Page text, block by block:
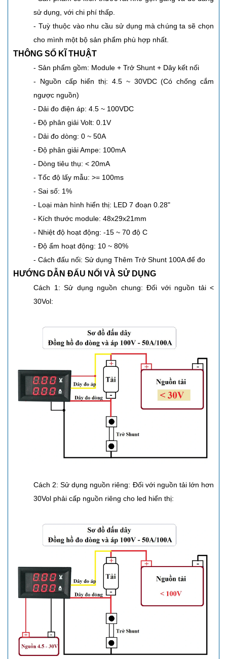
sử dụng, với chi phí thấp.
- Tuỳ thuộc vào nhu cầu sử dụng mà chúng ta sẽ chọn
cho mình một bộ sản phẩm phù hợp nhất.
THÔNG SỐ KĨ THUẬT
- Sản phẩm gồm: Module + Trở Shunt + Dây kết nối
- Nguồn cấp hiển thị: 4.5 ~ 30VDC (Có chống cắm
ngược nguồn)
- Dải đo điện áp: 4.5 ~ 100VDC
- Độ phân giải Volt: 0.1V
- Dải đo dòng: 0 ~ 50A
- Độ phân giải Ampe: 100mA
- Dòng tiêu thụ: < 20mA
- Tốc độ lấy mẫu: >= 100ms
- Sai số: 1%
- Loại màn hình hiển thị: LED 7 đoạn 0.28"
- Kích thước module: 48x29x21mm
- Nhiệt độ hoạt động: -15 ~ 70 độ C
- Độ ẩm hoạt động: 10 ~ 80%
- Cách đấu nối: Sử dụng Thêm Trở Shunt 100A để đo
HƯỚNG DẪN ĐẤU NỐI VÀ SỬ DỤNG
Cách 1: Sử dụng nguồn chung: Đối với nguồn tải <
30Vol:
Cách 2: Sử dụng nguồn riêng: Đối với nguồn tải lớn hơn
30Vol phải cấp nguồn riêng cho led hiển thị: